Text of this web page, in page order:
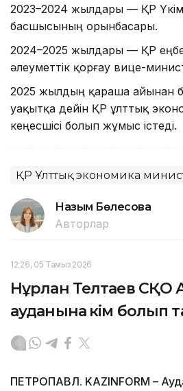
2023–2024 жылдары — ҚР
басшысының орынбасары.
2024–2025 жылдары — ҚР
әлеуметтік қорғау вице-
2025 жылдың қараша айынан
уақытқа дейін ҚР ұлттық
кеңесшісі болып жұмыс істеді.
ҚР Ұлттық экономика
Назым Бөлесова
Авторлар
12:26, 05 Тамыз 2026
Нұрлан Телтаев СҚО
ауданына әкім болып
ПЕТРОПАВЛ. KAZINFORM –